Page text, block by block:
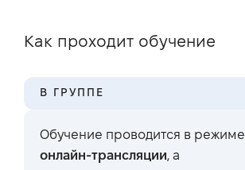
Как проходит обучение
В ГРУППЕ
Обучение проводится в режиме
онлайн-трансляции, а